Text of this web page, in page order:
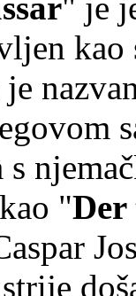
kao
s
"Der